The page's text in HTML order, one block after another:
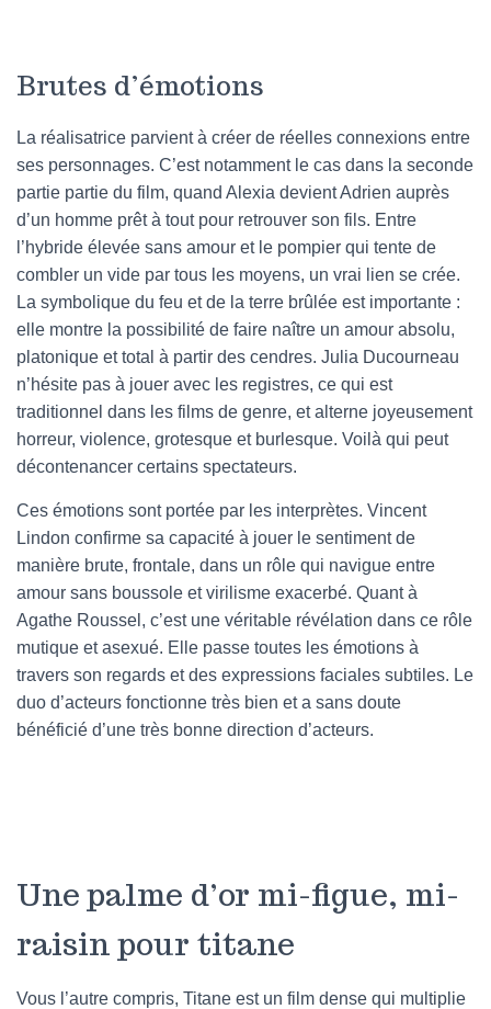
Brutes d’émotions
La réalisatrice parvient à créer de réelles connexions entre
ses personnages. C’est notamment le cas dans la seconde
partie partie du film, quand Alexia devient Adrien auprès
d’un homme prêt à tout pour retrouver son fils. Entre
l’hybride élevée sans amour et le pompier qui tente de
combler un vide par tous les moyens, un vrai lien se crée.
La symbolique du feu et de la terre brûlée est importante :
elle montre la possibilité de faire naître un amour absolu,
platonique et total à partir des cendres. Julia Ducourneau
n’hésite pas à jouer avec les registres, ce qui est
traditionnel dans les films de genre, et alterne joyeusement
horreur, violence, grotesque et burlesque. Voilà qui peut
décontenancer certains spectateurs.
Ces émotions sont portée par les interprètes. Vincent
Lindon confirme sa capacité à jouer le sentiment de
manière brute, frontale, dans un rôle qui navigue entre
amour sans boussole et virilisme exacerbé. Quant à
Agathe Roussel, c’est une véritable révélation dans ce rôle
mutique et asexué. Elle passe toutes les émotions à
travers son regards et des expressions faciales subtiles. Le
duo d’acteurs fonctionne très bien et a sans doute
bénéficié d’une très bonne direction d’acteurs.
Une palme d’or mi-figue, mi-
raisin pour titane
Vous l’autre compris, Titane est un film dense qui multiplie